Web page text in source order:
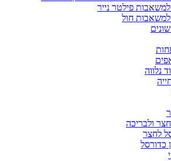
פילטר נייר
למשאבות חול
נלווה
ולבריכה
לחצר
כדורסל